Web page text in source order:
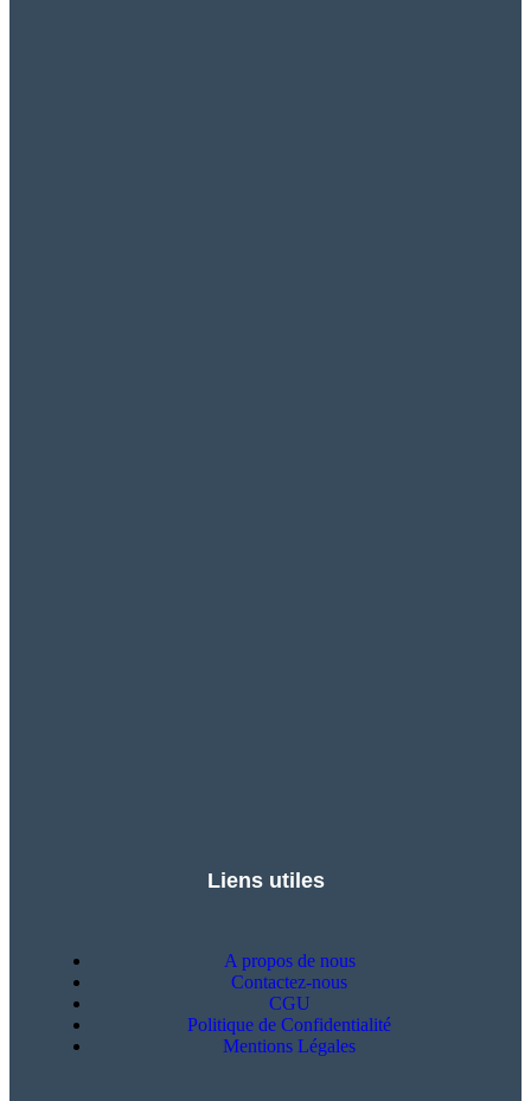
Liens utiles
A propos de nous
Contactez-nous
CGU
Politique de Confidentialité
Mentions Légales